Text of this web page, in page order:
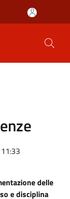
delle
e disciplina